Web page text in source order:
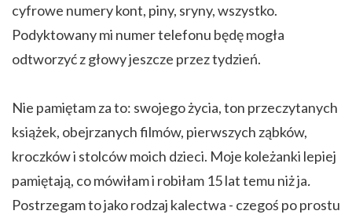
cyfrowe numery kont, piny, sryny, wszystko.
Podyktowany mi numer telefonu będę mogła
odtworzyć z głowy jeszcze przez tydzień.
Nie pamiętam za to: swojego życia, ton przeczytanych
książek, obejrzanych filmów, pierwszych ząbków,
kroczków i stolców moich dzieci. Moje koleżanki lepiej
pamiętają, co mówiłam i robiłam 15 lat temu niż ja.
Postrzegam to jako rodzaj kalectwa - czegoś po prostu